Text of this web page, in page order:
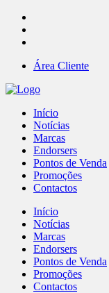
Área Cliente
Início
Notícias
Marcas
Endorsers
Pontos de Venda
Promoções
Contactos
Início
Notícias
Marcas
Endorsers
Pontos de Venda
Promoções
Contactos